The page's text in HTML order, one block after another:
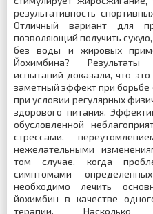
результативность
Отличный вариант для
позволяющий получить
без воды и жировых
Йохимбина? Результаты
испытаний доказали, что
заметный эффект при борьбе
при условии регулярных
здорового питания.
обусловленной
стрессами,
нежелательными
том случае, когда
симптомами
необходимо лечить
йохимбин в качестве
терапии. Насколько